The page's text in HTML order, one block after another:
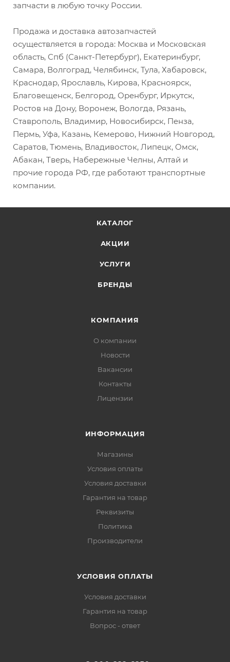
запчасти в любую точку России.
Продажа и доставка автозапчастей
осуществляется в города: Москва и Московская
область, Спб (Санкт-Петербург), Екатеринбург,
Самара, Волгоград, Челябинск, Тула, Хабаровск,
Краснодар, Ярославль, Кирова, Красноярск,
Благовещенск, Белгород, Оренбург, Иркутск,
Ростов на Дону, Воронеж, Вологда, Рязань,
Ставрополь, Владимир, Новосибирск, Пенза,
Пермь, Уфа, Казань, Кемерово, Нижний Новгород,
Саратов, Тюмень, Владивосток, Липецк, Омск,
Абакан, Тверь, Набережные Челны, Алтай и
прочие города РФ, где работают транспортные
компании.
КАТАЛОГ
АКЦИИ
УСЛУГИ
БРЕНДЫ
КОМПАНИЯ
О компании
Новости
Вакансии
Контакты
Лицензии
ИНФОРМАЦИЯ
Магазины
Условия оплаты
Условия доставки
Гарантия на товар
Реквизиты
Политика
Производители
УСЛОВИЯ ОПЛАТЫ
Условия доставки
Гарантия на товар
Вопрос - ответ